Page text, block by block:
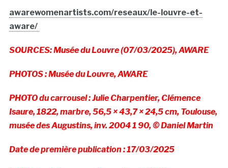
awarewomenartists.com/reseaux/le-louvre-et-
aware/
SOURCES: Musée du Louvre (07/03/2025), AWARE
PHOTOS : Musée du Louvre, AWARE
PHOTO du carrousel : Julie Charpentier, Clémence
Isaure, 1822, marbre, 56,5 × 43,7 × 24,5 cm, Toulouse,
musée des Augustins, inv. 2004 1 90, © Daniel Martin
Date de première publication : 17/03/2025